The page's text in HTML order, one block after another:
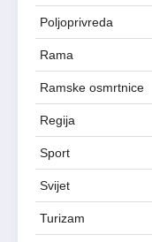
Poljoprivreda
Rama
Ramske osmrtnice
Regija
Sport
Svijet
Turizam